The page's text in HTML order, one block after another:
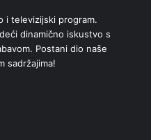
i televizijski program.
dinamično iskustvo s
Postani dio naše
sadržajima!